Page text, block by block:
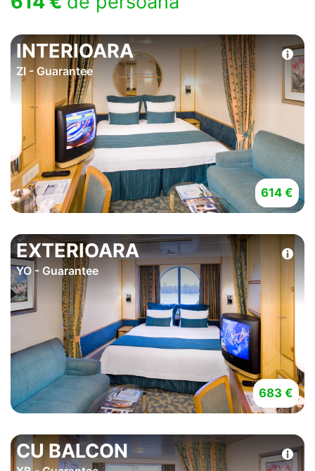
INTERIOARA
ZI - Guarantee
614 €
EXTERIOARA
YO - Guarantee
683 €
CU BALCON